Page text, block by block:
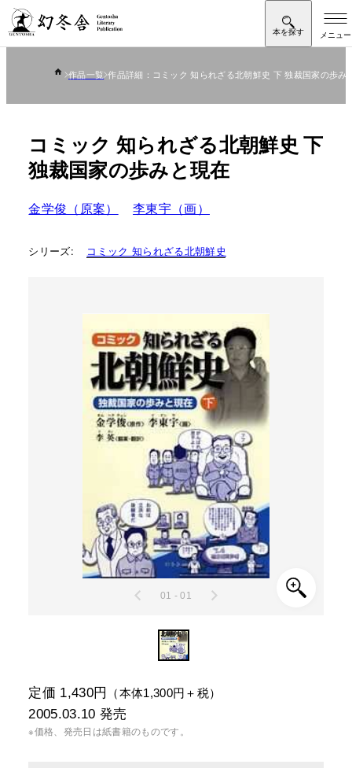
作品一覧 作品詳細：コミック 知られざる北朝鮮史 下 独裁国家の歩み
コミック 知られざる北朝鮮史 下
独裁国家の歩みと現在
金学俊（原案） 李東宇（画）
シリーズ: コミック 知られざる北朝鮮史
01 - 01
定価 1,430円 （本体1,300円＋税）
2005.03.10 発売
※価格、発売日は紙書籍のものです。